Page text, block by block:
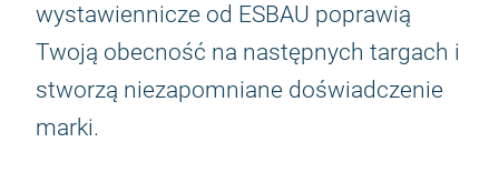
wystawiennicze od ESBAU poprawią
Twoją obecność na następnych targach i
stworzą niezapomniane doświadczenie
marki.